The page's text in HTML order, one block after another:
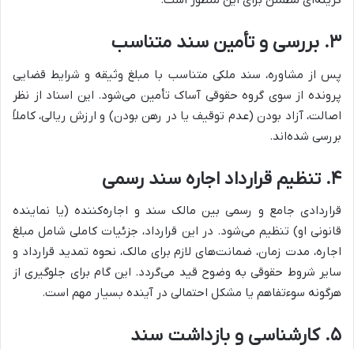
۳. بررسی و تأمین سند متناسب
پس از مشاوره، سند ملکی متناسب با مبلغ وثیقه و شرایط قضایی
پرونده از سوی گروه حقوقی آساک تأمین می‌شود. این اسناد از نظر
اصالت، آزاد بودن (عدم توقیف یا در رهن بودن) و ارزش ریالی، کاملاً
بررسی شده‌اند.
۴. تنظیم قرارداد اجاره سند رسمی
قراردادی جامع و رسمی بین مالک سند و اجاره‌کننده (یا نماینده
قانونی او) تنظیم می‌شود. در این قرارداد، جزئیات کاملی شامل مبلغ
اجاره، مدت زمان، ضمانت‌های لازم برای مالک، نحوه تمدید قرارداد و
سایر شروط حقوقی به وضوح قید می‌گردد. این گام برای جلوگیری از
هرگونه سوءتفاهم یا مشکل احتمالی در آینده بسیار مهم است.
۵. کارشناسی و بازداشت سند